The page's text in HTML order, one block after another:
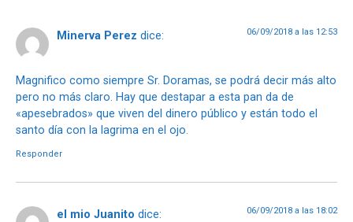
Minerva Perez dice: 06/09/2018 a las 12:53
Magnifico como siempre Sr. Doramas, se podrá decir más alto
pero no más claro. Hay que destapar a esta pan da de
«apesebrados» que viven del dinero público y están todo el
santo día con la lagrima en el ojo.
Responder
el mio Juanito dice: 06/09/2018 a las 18:02